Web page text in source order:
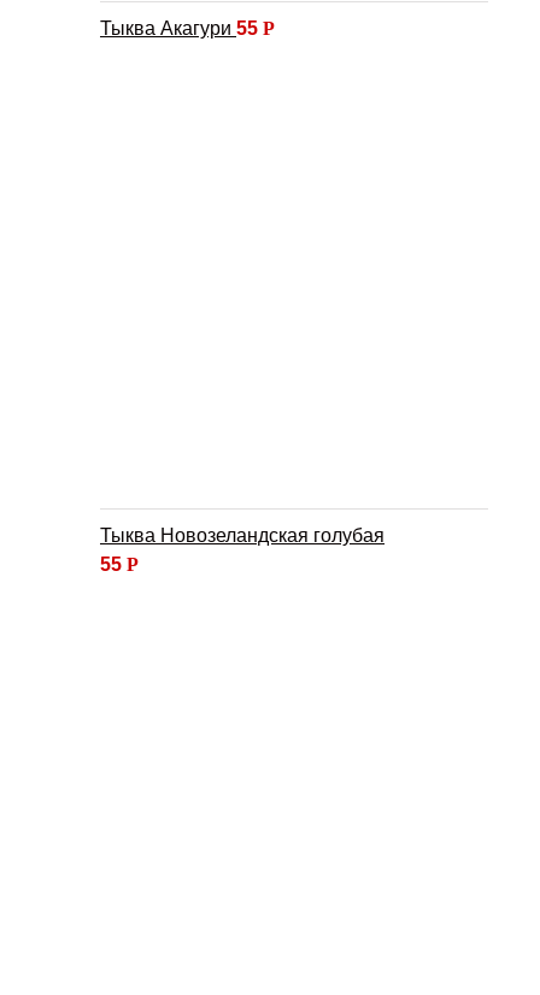
Тыква Акагури 55 Р
Тыква Новозеландская голубая
55 Р